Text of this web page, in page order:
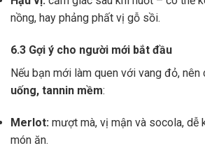
nồng, hay phảng phất vị gỗ sồi.
6.3 Gợi ý cho người mới bắt đầu
Nếu bạn mới làm quen với vang đỏ, nên
uống, tannin mềm:
Merlot: mượt mà, vị mận và socola, dễ
món ăn.